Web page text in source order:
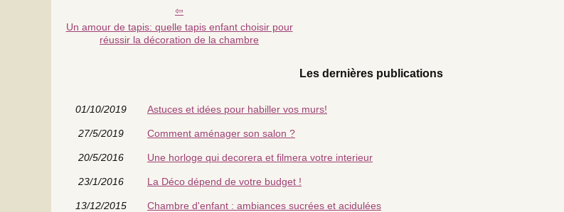
Un amour de tapis: quelle tapis enfant choisir pour
réussir la décoration de la chambre
Les dernières publications
01/10/2019 Astuces et idées pour habiller vos murs!
27/5/2019 Comment aménager son salon ?
20/5/2016 Une horloge qui decorera et filmera votre interieur
23/1/2016 La Déco dépend de votre budget !
13/12/2015 Chambre d'enfant : ambiances sucrées et acidulées